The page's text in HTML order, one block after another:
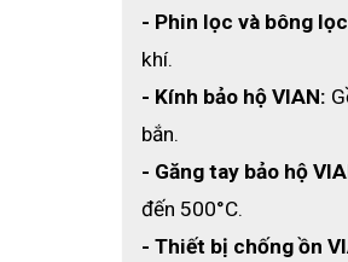
🔹 Dây đeo qua đầu co
giờ như kỹ thuật viên,
🔹 Đệm mũi mềm mại –
Phần mút mũi êm ái kết
nhiễm lọt vào trong.
🔹 Đóng gói riêng từng
- Phin lọc và bông
khí.
- Kính bảo hộ VIAN:
bắn.
- Găng tay bảo hộ
đến 500°C.
- Thiết bị chống ồn